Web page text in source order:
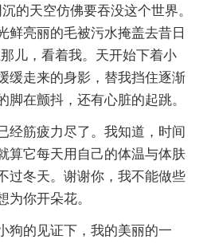
的天空仿佛要吞没这个世界。
鲜亮丽的毛被污水掩盖去昔日
儿，看着我。天开始下着小
缓走来的身影，替我挡住逐渐
脚在颤抖，还有心脏的起跳。
筋疲力尽了。我知道，时间
算它每天用自己的体温与体肤
过冬天。谢谢你，我不能做些
为你开朵花。
的见证下，我的美丽的一